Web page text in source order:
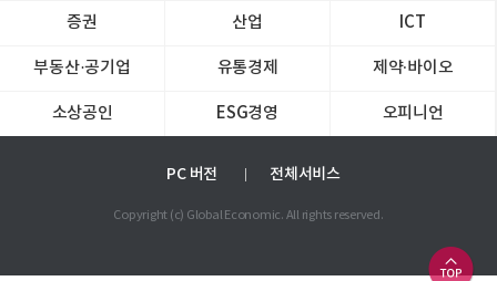
증권 산업 ICT
부동산·공기업 유통경제 제약∙바이오
소상공인 ESG경영 오피니언
PC 버전 전체서비스
Copyright (c) Global Economic. All rights reserved.